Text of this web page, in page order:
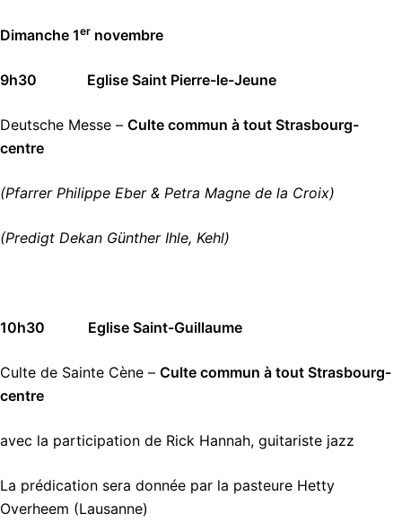
Dimanche 1er novembre
9h30 Eglise Saint Pierre-le-Jeune
Deutsche Messe – Culte commun à tout Strasbourg-
centre
(Pfarrer Philippe Eber & Petra Magne de la Croix)
(Predigt Dekan Günther Ihle, Kehl)
10h30 Eglise Saint-Guillaume
Culte de Sainte Cène – Culte commun à tout Strasbourg-
centre
avec la participation de Rick Hannah, guitariste jazz
La prédication sera donnée par la pasteure Hetty
Overheem (Lausanne)